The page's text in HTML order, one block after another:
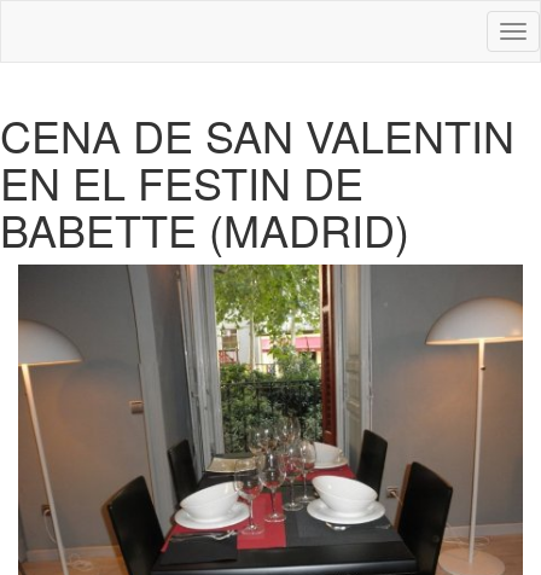
CENA DE SAN VALENTIN
EN EL FESTIN DE
BABETTE (MADRID)